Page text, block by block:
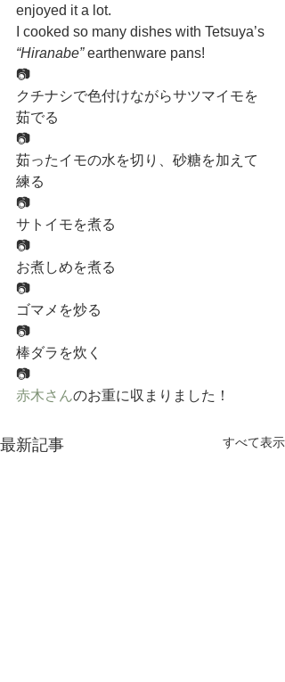
enjoyed it a lot.
I cooked so many dishes with Tetsuya’s
“Hiranabe” earthenware pans!
📷
クチナシで色付けながらサツマイモを
茹でる
📷
茹ったイモの水を切り、砂糖を加えて
練る
📷
サトイモを煮る
📷
お煮しめを煮る
📷
ゴマメを炒る
📷
棒ダラを炊く
📷
赤木さんのお重に収まりました！
最新記事 すべて表示